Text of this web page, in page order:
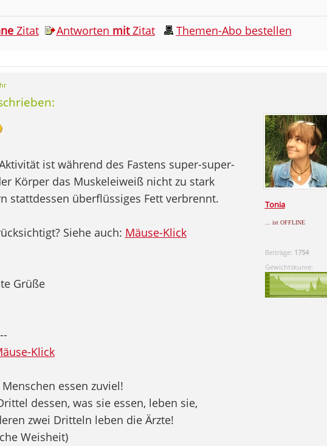
Zitat Antworten mitZitat Themen-Abo bestellen
Tonia
... ist OFFLINE
Beiträge: 1754
Gewichtskurve:
ist während des Fastens super-super-
Körper das Muskeleiweiß nicht zu stark
stattdessen überflüssiges Fett verbrennt.
Siehe auch: Mäuse-Klick
Grüße
Klick
essen zuviel!
dessen, was sie essen, leben sie,
zwei Dritteln leben die Ärzte!
Weisheit)